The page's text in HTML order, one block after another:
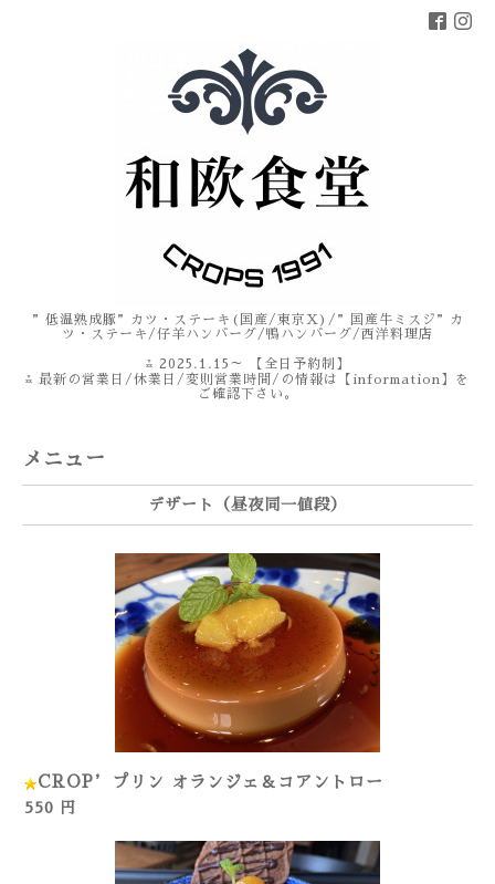
”低温熟成豚”カツ・ステーキ(国産/東京X)/”国産牛ミスジ”カ
ツ・ステーキ/仔羊ハンバーグ/鴨ハンバーグ/西洋料理店
⁂ 2025.1.15～ 【全日予約制】
⁂ 最新の営業日/休業日/変則営業時間/の情報は【information】を
ご確認下さい。
メニュー
デザート（昼夜同一値段）
CROP’プリン オランジェ＆コアントロー
550 円